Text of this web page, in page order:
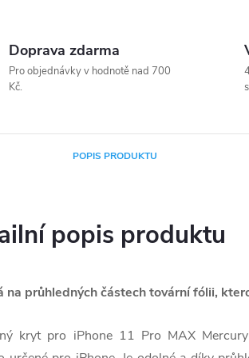
Doprava zdarma
Pro objednávky v hodnotě nad 700
Kč.
POPIS PRODUKTU
popis produktu
na průhledných částech tovární fólii,
kryt pro iPhone 11 Pro MAX